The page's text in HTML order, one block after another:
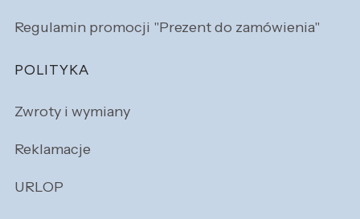
Regulamin promocji "Prezent do zamówienia"
POLITYKA
Zwroty i wymiany
Reklamacje
URLOP